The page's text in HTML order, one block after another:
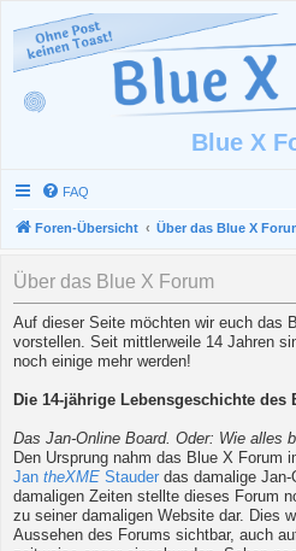
Blue X
FAQ
Foren-Übersicht Über das Blue X
Über das Blue X Forum
Auf dieser Seite möchten wir euch das
vorstellen. Seit mittlerweile 14 Jahren
noch einige mehr werden!
Die 14-jährige Lebensgeschichte des
Das Jan-Online Board. Oder: Wie alles
Den Ursprung nahm das Blue X Forum
Jan theXME Stauder das damalige
damaligen Zeiten stellte dieses Forum
zu seiner damaligen Website dar. Dies
Aussehen des Forums sichtbar, auch